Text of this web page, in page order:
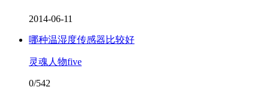
2014-06-11
哪种温湿度传感器比较好
灵魂人物five
0/542